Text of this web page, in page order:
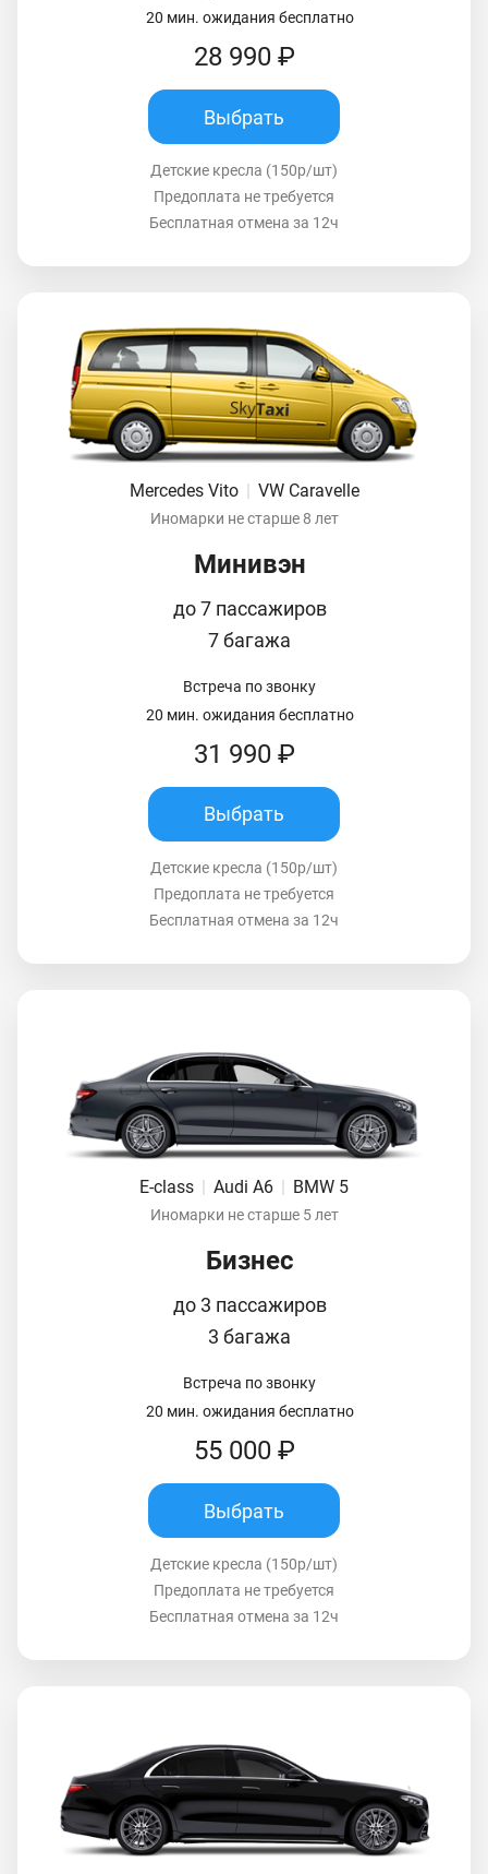
20 мин. ожидания бесплатно
28 990 ₽
Выбрать
Детские кресла (150р/шт)
Предоплата не требуется
Бесплатная отмена за 12ч
Mercedes Vito | VW Caravelle
Иномарки не старше 8 лет
Минивэн
до 7 пассажиров
7 багажа
Встреча по звонку
20 мин. ожидания бесплатно
31 990 ₽
Выбрать
Детские кресла (150р/шт)
Предоплата не требуется
Бесплатная отмена за 12ч
E-class Audi A6 BMW 5
Иномарки не старше 5 лет
Бизнес
до 3 пассажиров
3 багажа
Встреча по звонку
20 мин. ожидания бесплатно
55 000 ₽
Выбрать
Детские кресла (150р/шт)
Предоплата не требуется
Бесплатная отмена за 12ч